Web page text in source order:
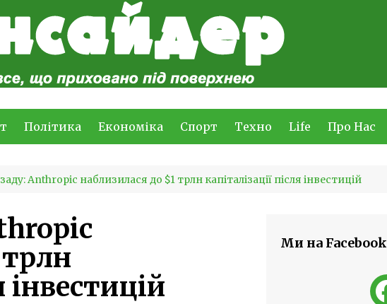
Політика Економіка Спорт Техно Life Про Нас
Anthropic наблизилася до $1 трлн капіталізації після інвестицій
інвестицій
Ми на Facebook